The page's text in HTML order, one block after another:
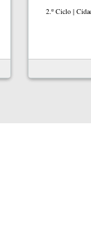
2.º Ciclo |